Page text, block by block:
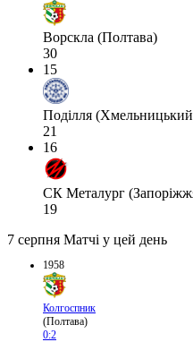
Ворскла (Полтава)
30
15
Поділля
21
16
СК Металург
19
7 серпня Матчі у цей день
1958
Колгоспник
(Полтава)
0:2